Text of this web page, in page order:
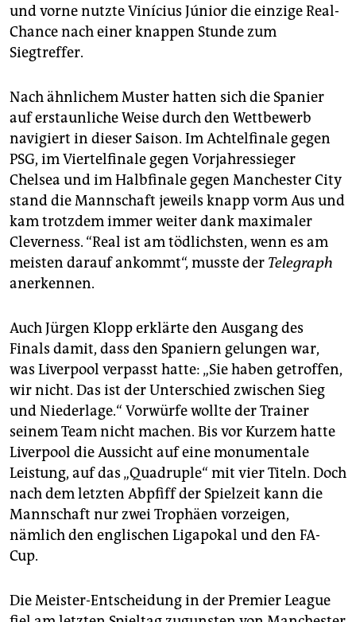
und vorne nutzte Vinícius Júnior die einzige Real-
Chance nach einer knappen Stunde zum
Siegtreffer.
Nach ähnlichem Muster hatten sich die Spanier
auf erstaunliche Weise durch den Wettbewerb
navigiert in dieser Saison. Im Achtelfinale gegen
PSG, im Viertelfinale gegen Vorjahressieger
Chelsea und im Halbfinale gegen Manchester City
stand die Mannschaft jeweils knapp vorm Aus und
kam trotzdem immer weiter dank maximaler
Cleverness. “Real ist am tödlichsten, wenn es am
meisten darauf ankommt“, musste der Telegraph
anerkennen.
Auch Jürgen Klopp erklärte den Ausgang des
Finals damit, dass den Spaniern gelungen war,
was Liverpool verpasst hatte: „Sie haben getroffen,
wir nicht. Das ist der Unterschied zwischen Sieg
und Niederlage.“ Vorwürfe wollte der Trainer
seinem Team nicht machen. Bis vor Kurzem hatte
Liverpool die Aussicht auf eine monumentale
Leistung, auf das „Quadruple“ mit vier Titeln. Doch
nach dem letzten Abpfiff der Spielzeit kann die
Mannschaft nur zwei Trophäen vorzeigen,
nämlich den englischen Ligapokal und den FA-
Cup.
Die Meister-Entscheidung in der Premier League